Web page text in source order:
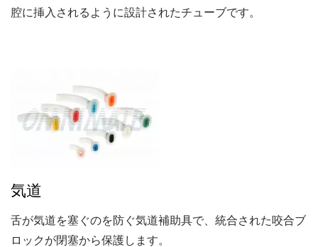
腔に挿入されるように設計されたチューブです。
気道
舌が気道を塞ぐのを防ぐ気道補助具で、統合された咬合ブ
ロックが閉塞から保護します。